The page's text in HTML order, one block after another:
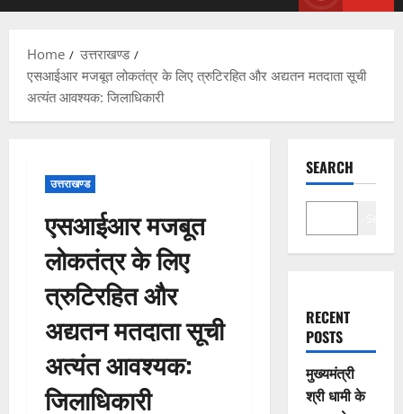
Home
उत्तराखण्ड
एसआईआर मजबूत लोकतंत्र के लिए त्रुटिरहित और अद्यतन मतदाता सूची
अत्यंत आवश्यक: जिलाधिकारी
उत्तराखण्ड
एसआईआर मजबूत
लोकतंत्र के लिए
त्रुटिरहित और
अद्यतन मतदाता सूची
अत्यंत आवश्यक:
जिलाधिकारी
SEARCH
RECENT
POSTS
मुख्यमंत्री
श्री धामी के